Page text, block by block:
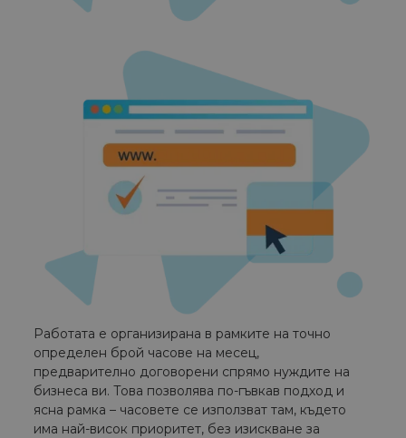
Работата е организирана в рамките на точно
определен брой часове на месец,
предварително договорени спрямо нуждите на
бизнеса ви. Това позволява по-гъвкав подход и
ясна рамка – часовете се използват там, където
има най-висок приоритет, без изискване за